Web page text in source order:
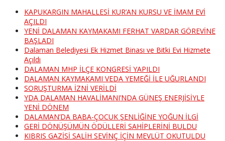
KAPUKARGIN MAHALLESİ KUR’AN KURSU VE İMAM EVİ
AÇILDI
YENİ DALAMAN KAYMAKAMI FERHAT VARDAR GÖREVİNE
BAŞLADI
Dalaman Belediyesi Ek Hizmet Binası ve Bitki Evi Hizmete
Açıldı
DALAMAN MHP İLÇE KONGRESİ YAPILDI
DALAMAN KAYMAKAMI VEDA YEMEĞİ İLE UĞURLANDI
SORUŞTURMA İZNİ VERİLDİ
YDA DALAMAN HAVALİMANI’NDA GÜNEŞ ENERJİSİYLE
YENİ DÖNEM
DALAMAN’DA BABA-ÇOCUK ŞENLİĞİNE YOĞUN İLGİ
GERİ DÖNÜŞÜMÜN ÖDÜLLERİ SAHİPLERİNİ BULDU
KIBRIS GAZİSİ SALİH SEVİNÇ İÇİN MEVLÜT OKUTULDU